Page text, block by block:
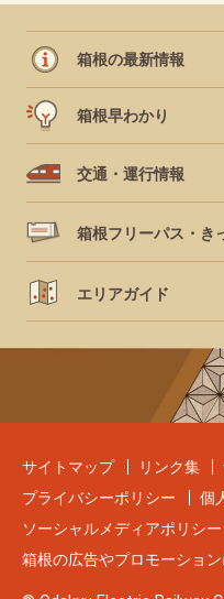
箱根の最新情報
箱根早わかり
交通・運行情報
箱根フリーパス・き
エリアガイド
サイトマップ リンク集
プライバシーポリシー
個
ソーシャルメディアポリシー
箱根の広告やプロモーショ